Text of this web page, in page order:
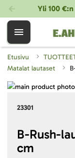
Yli 100
Etusivu
Matalat lautaset
23301
B-Rush-
cm
Skip
images
beginning